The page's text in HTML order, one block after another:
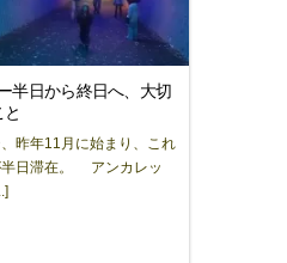
半日から終日へ、大切
昨年11月に始まり、これ
半日滞在。 アンカレッ